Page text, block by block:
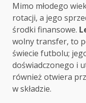
Mimo młodego
rotacji, a jego
środki finansowe.
wolny transfer, to
świecie futbolu;
doświadczonego i
również otwiera
w składzie.